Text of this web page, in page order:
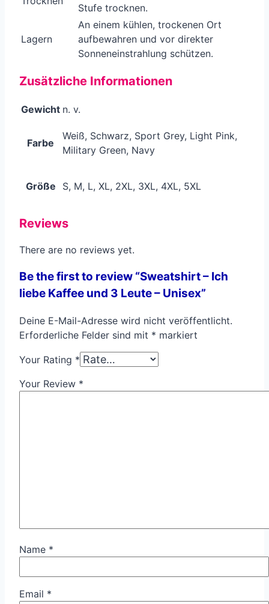
Stufe trocknen.
Lagern
An einem kühlen, trockenen Ort
aufbewahren und vor direkter
Sonneneinstrahlung schützen.
Zusätzliche Informationen
Gewicht n. v.
Farbe
Weiß, Schwarz, Sport Grey, Light Pink,
Military Green, Navy
Größe S, M, L, XL, 2XL, 3XL, 4XL, 5XL
Reviews
There are no reviews yet.
Be the first to review “Sweatshirt – Ich
liebe Kaffee und 3 Leute – Unisex”
Deine E-Mail-Adresse wird nicht veröffentlicht.
Erforderliche Felder sind mit * markiert
Your Rating *
Your Review *
Name *
Email *